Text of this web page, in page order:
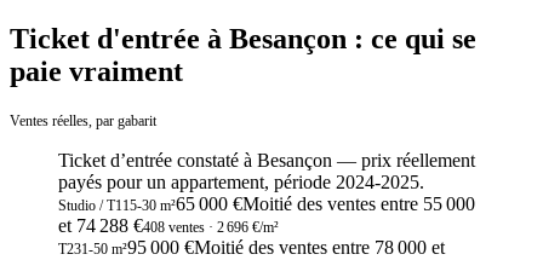
Ticket d'entrée à Besançon : ce qui se
paie vraiment
Ventes réelles, par gabarit
Ticket d’entrée constaté à Besançon — prix réellement
payés pour un appartement, période 2024-2025.
Studio / T115-30 m²65 000 €Moitié des ventes entre 55 000
et 74 288 €408 ventes · 2 696 €/m²
T231-50 m²95 000 €Moitié des ventes entre 78 000 et